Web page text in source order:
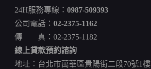
24H服務專線： 0987-509393
公司電話： 02-2375-1162
傳 真：02-2375-1182
線上貸款預約諮詢
地址：台北市萬華區貴陽街二段70號1樓